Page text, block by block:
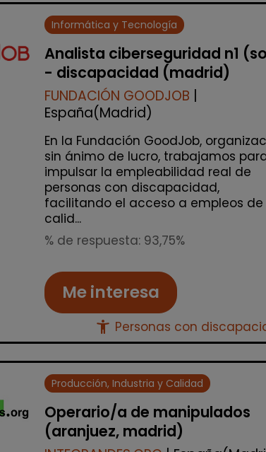
Informática y Tecnología
Analista ciberseguridad n1
- discapacidad (madrid)
FUNDACIÓN GOODJOB |
España(Madrid)
En la Fundación GoodJob,
sin ánimo de lucro, trabajamos
impulsar la empleabilidad real de
personas con discapacidad,
facilitando el acceso a empleos de
calid...
% de respuesta: 93,75%
Me interesa
accessibility_new Personas con
Producción, Industria y Calidad
Operario/a de manipulados
(aranjuez, madrid)